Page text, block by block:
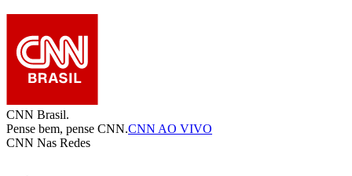
CNN Brasil.
Pense bem, pense CNN.CNN AO VIVO
CNN Nas Redes